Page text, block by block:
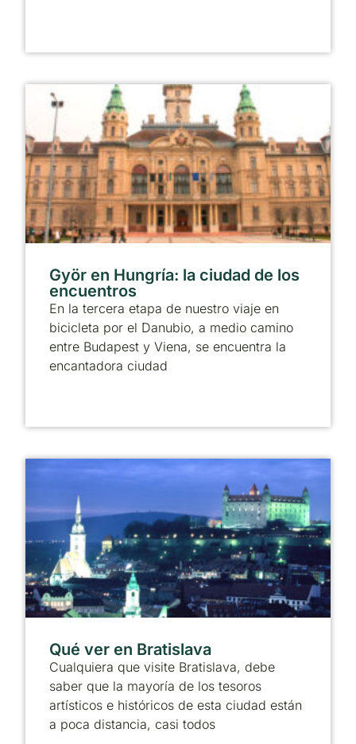
Györ en Hungría: la ciudad de los
encuentros
En la tercera etapa de nuestro viaje en
bicicleta por el Danubio, a medio camino
entre Budapest y Viena, se encuentra la
encantadora ciudad
Qué ver en Bratislava
Cualquiera que visite Bratislava, debe
saber que la mayoría de los tesoros
artísticos e históricos de esta ciudad están
a poca distancia, casi todos